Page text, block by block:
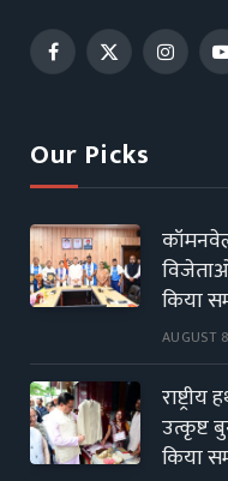
Facebook
X
Our Picks
किया
AUGUST
उत्कृष्ट
किया